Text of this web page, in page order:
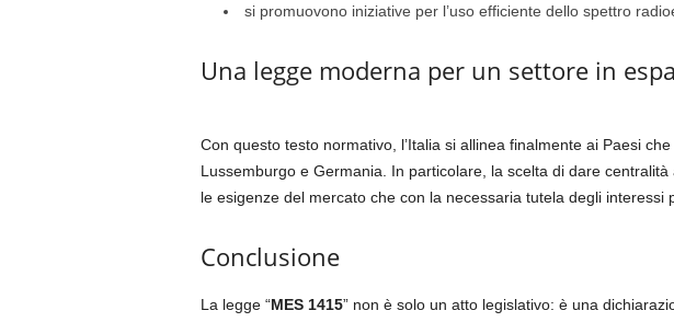
si promuovono iniziative per l’uso efficiente dello spettro
Una legge moderna per un settore in
Con questo testo normativo, l’Italia si allinea finalmente ai Paesi
Lussemburgo e Germania. In particolare, la scelta di dare
le esigenze del mercato che con la necessaria tutela degli interessi
Conclusione
La legge “MES 1415” non è solo un atto legislativo: è una